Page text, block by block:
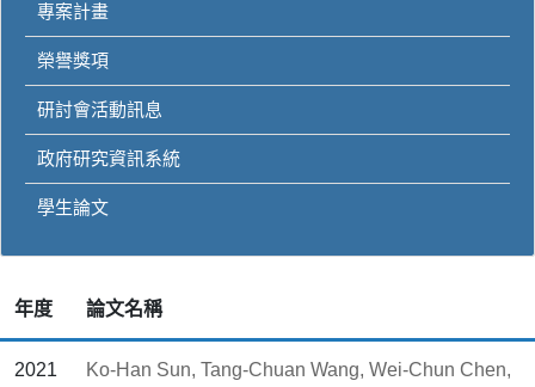
專案計畫
榮譽獎項
研討會活動訊息
政府研究資訊系統
學生論文
年度 論文名稱
2021
Ko-Han Sun, Tang-Chuan Wang, Wei-Chun Chen,